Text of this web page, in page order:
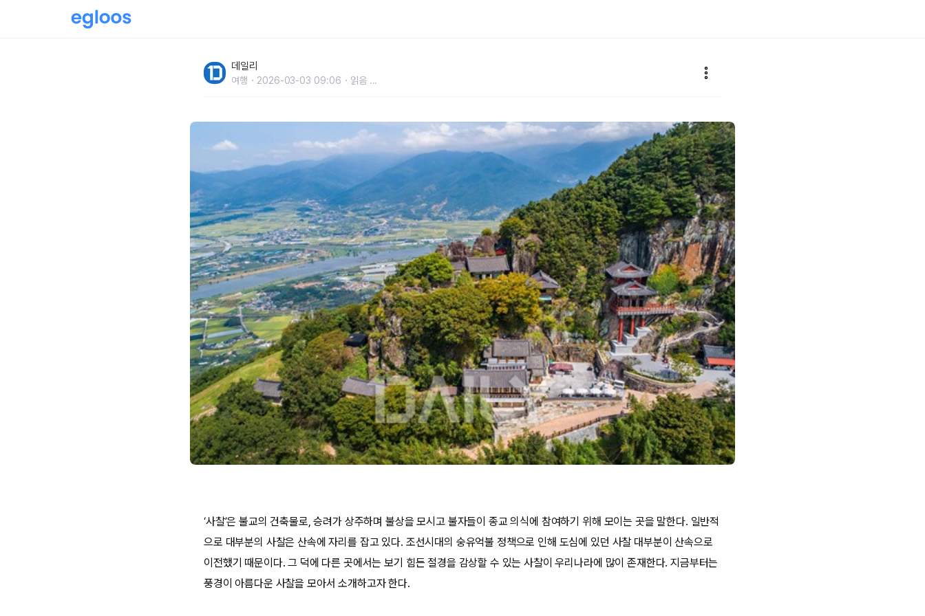
데일리
여행 2026-03-03 09:06 읽음 ...
‘사찰’은 불교의 건축물로, 승려가 상주하며 불상을 모시고 불자들이 종교 의식에 참여하기 위해 모이는 곳을 말한다. 일반적
으로 대부분의 사찰은 산속에 자리를 잡고 있다. 조선시대의 숭유억불 정책으로 인해 도심에 있던 사찰 대부분이 산속으로
이전했기 때문이다. 그 덕에 다른 곳에서는 보기 힘든 절경을 감상할 수 있는 사찰이 우리나라에 많이 존재한다. 지금부터는
풍경이 아름다운 사찰을 모아서 소개하고자 한다.